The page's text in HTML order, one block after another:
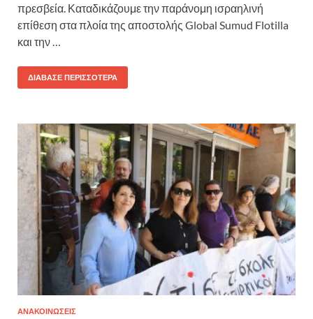
πρεσβεία. Καταδικάζουμε την παράνομη ισραηλινή
επίθεση στα πλοία της αποστολής Global Sumud Flotilla
και την …
ΔΙΆΒΑΣΕ ΠΕΡΙΣΣΌΤΕΡΑ
ΑΝΑΚΟΙΝΩΣΕΙΣ